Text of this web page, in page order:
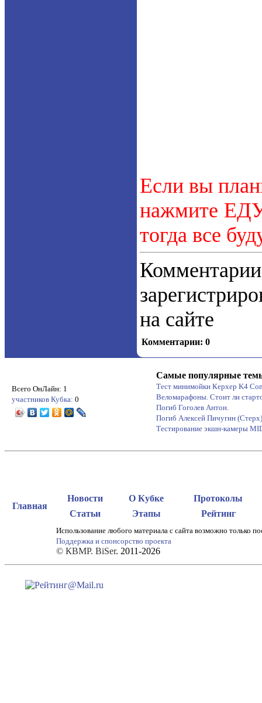
Если вы
нажмите
тогда все
на сайте
Комментарии: 0
Всего ОнЛайн: 1
участников Кубка: 0
Самые популярные
Тест минимойки Керхер K4
Веломарафоны. Стоит ли
Погиб Гоголев Антон.
Погиб Алексей Пичугин (Стерх)
Тестирование экшн-камеры
Главная
Новости О Кубке
Протоколы
Статьи
Этапы Рейтинг
Использование любого материала с сайта возможно только
Поддержка и спонсорство проекта
© КВМР. BiSer. 2011-2026